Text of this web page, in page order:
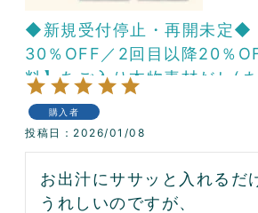
◆新規受付停止・再開未定◆
30％OFF／2回目以降20％
料】あご入り本物素材だし(
パックコース
購入者
投稿日 2026/01/08
お出汁にササッと入れるだ
うれしいのですが、